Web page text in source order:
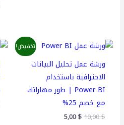
تخفيض!
ورشة عمل تحليل البيانات
الاحترافية باستخدام
Power BI | طور مهاراتك
مع خصم 25%
10,00$
السعر
الأصلي
هو:
10,00 $.
5,00$
السعر
الحالي
هو:
5,00 $.